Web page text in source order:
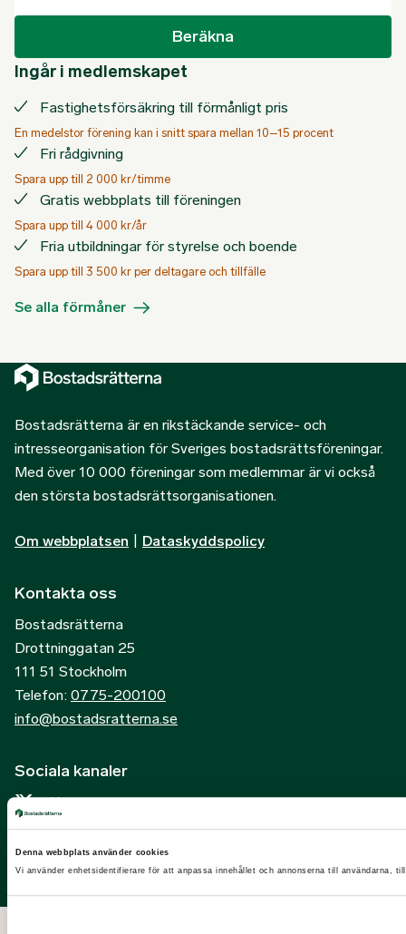
Denna webbplats använder cookies
Vi använder enhetsidentifierare för att anpassa innehållet och annonserna till användarna,
Beräkna
Ingår i medlemskapet
Fastighetsförsäkring till förmånligt pris
En medelstor förening kan i snitt spara mellan 10–15 procent
Fri rådgivning
Spara upp till 2 000 kr/timme
Gratis webbplats till föreningen
Spara upp till 4 000 kr/år
Fria utbildningar för styrelse och boende
Spara upp till 3 500 kr per deltagare och tillfälle
Se alla förmåner
Bostadsrätterna är en rikstäckande service- och
intresseorganisation för Sveriges bostadsrättsföreningar.
Med över 10 000 föreningar som medlemmar är vi också
den största bostadsrättsorganisationen.
Om webbplatsen Dataskyddspolicy
Kontakta oss
Bostadsrätterna
Drottninggatan 25
111 51 Stockholm
Telefon: 0775-200100
info@bostadsratterna.se
Sociala kanaler
X
Facebook
LinkedIn